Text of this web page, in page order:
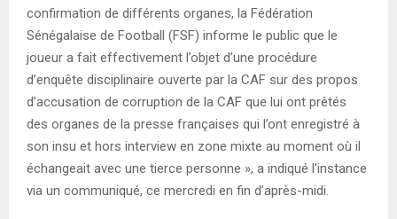
confirmation de différents organes, la Fédération
Sénégalaise de Football (FSF) informe le public que le
joueur a fait effectivement l’objet d’une procédure
d’enquête disciplinaire ouverte par la CAF sur des propos
d’accusation de corruption de la CAF que lui ont prêtés
des organes de la presse françaises qui l’ont enregistré à
son insu et hors interview en zone mixte au moment où il
échangeait avec une tierce personne », a indiqué l’instance
via un communiqué, ce mercredi en fin d’après-midi.